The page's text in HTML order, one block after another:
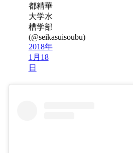
都精華
大学水
槽学部
(@seikasuisoubu)
2018年
1月18
日